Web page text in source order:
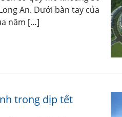
An. Dưới bàn tay của
năm […]
trong dịp tết